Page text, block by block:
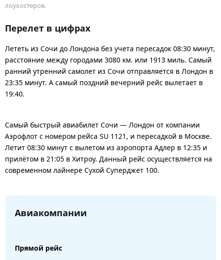
лоукостеров.
Перелет в цифрах
Лететь из Сочи до Лондона без учета пересадок 08:30 минут,
расстояние между городами 3080 км. или 1913 миль. Самый
ранний утренний самолет из Сочи отправляется в Лондон в
23:35 минут. А самый поздний вечерний рейс вылетает в
19:40.
Самый быстрый авиабилет Сочи — Лондон от компании
Аэрофлот с номером рейса SU 1121, и пересадкой в Москве.
Летит 08:30 минут с вылетом из аэропорта Адлер в 12:35 и
прилётом в 21:05 в Хитроу. Данный рейс осуществляется на
современном лайнере Сухой Суперджет 100.
Авиакомпании
Прямой рейс